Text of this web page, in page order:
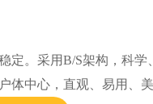
定。采用B/S架构，科
体中心，直观、易用、美